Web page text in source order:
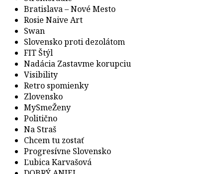
Bratislava – Nové Mesto
Rosie Naive Art
Swan
Slovensko proti dezolátom
FIT Štýl
Nadácia Zastavme korupciu
Visibility
Retro spomienky
Zlovensko
MySmeŽeny
Politično
Na Straš
Chcem tu zostať
Progresívne Slovensko
Ľubica Karvašová